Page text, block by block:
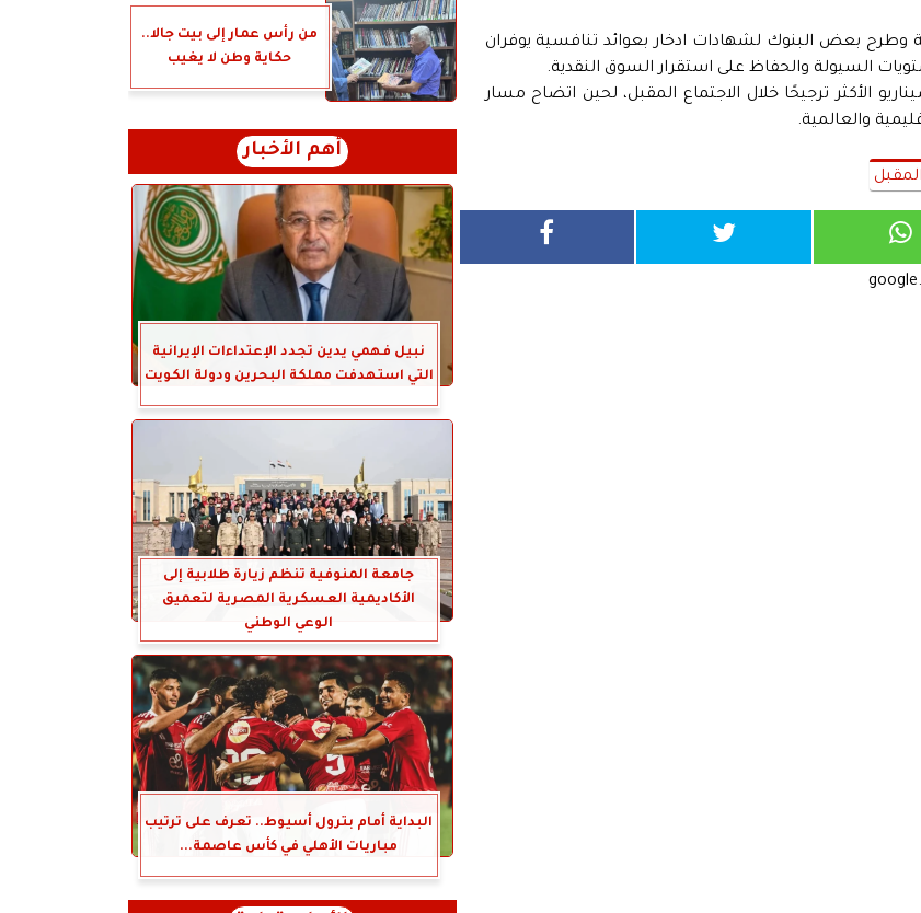
وطرح بعض البنوك لشهادات ادخار بعوائد تنافسية يوفران
السيولة والحفاظ على استقرار السوق النقدية.
الأكثر ترجيحًا خلال الاجتماع المقبل، لحين اتضاح مسار
والعالمية.
من رأس عمار إلى بيت جالا..
حكاية وطن لا يغيب
أهم الأخبار
نبيل فهمي يدين تجدد الإعتداءات الإيرانية
التي استهدفت مملكة البحرين ودولة الكويت
جامعة المنوفية تنظم زيارة طلابية إلى
الأكاديمية العسكرية المصرية لتعميق
الوعي الوطني
البداية أمام بترول أسيوط.. تعرف على ترتيب
مباريات الأهلي في كأس عاصمة...